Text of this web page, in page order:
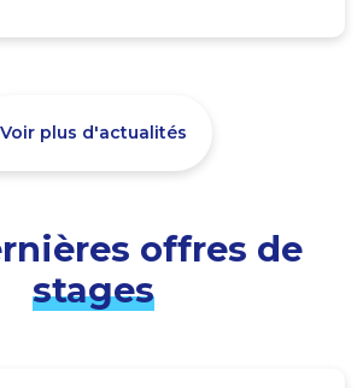
Voir plus d'actualités
offres de
stages